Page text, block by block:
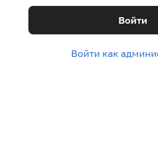
Войти
Войти как